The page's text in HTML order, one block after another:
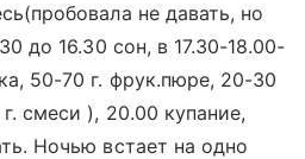
не давать, но
до 16.30 сон, в 17.30-18.00-
50-70 г. фрук.пюре, 20-30
смеси ), 20.00 купание,
Ночью встает на одно